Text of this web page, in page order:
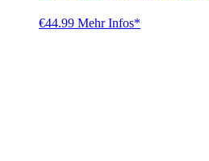
€44.99 Mehr Infos*